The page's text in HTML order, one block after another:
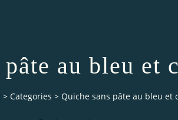
au bleu et
> Categories > Quiche sans pâte au bleu et